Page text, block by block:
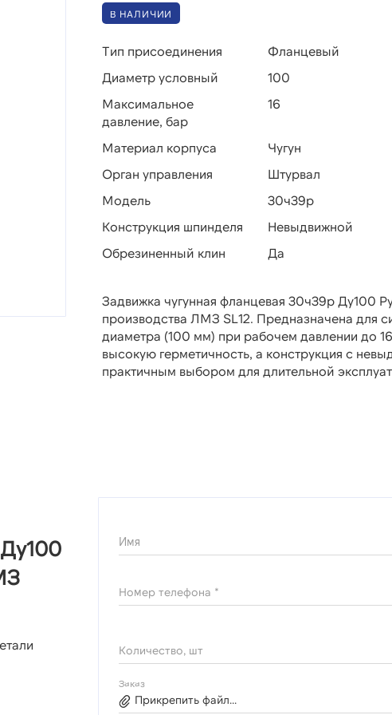
В НАЛИЧИИ
Тип присоединения
Фланцевый
Диаметр условный
100
Максимальное
давление, бар
16
Материал корпуса
Чугун
Орган управления
Штурвал
Модель
30ч39р
Конструкция шпинделя
Невыдвижной
Обрезиненный клин
Да
Задвижка чугунная фланцевая 30ч39р Ду100
производства ЛМЗ SL12. Предназначена для
диаметра (100 мм) при рабочем давлении до
высокую герметичность, а конструкция с
практичным выбором для длительной
Имя
Номер телефона *
Количество, шт
Заказ
Прикрепить файл...